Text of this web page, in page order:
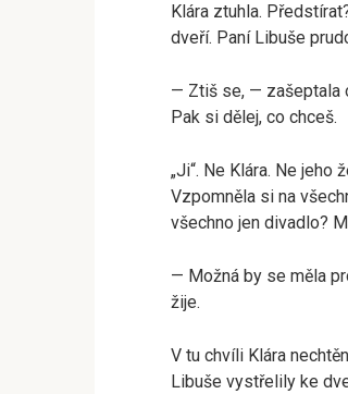
Klára ztuhla.
dveří. Paní Libuše
— Ztiš se, — zašeptala
Pak si dělej, co chceš.
„Ji“. Ne Klára. Ne jeho
Vzpomněla si na
všechno jen divadlo?
— Možná by se měla
žije.
V tu chvíli Klára
Libuše vystřelily ke